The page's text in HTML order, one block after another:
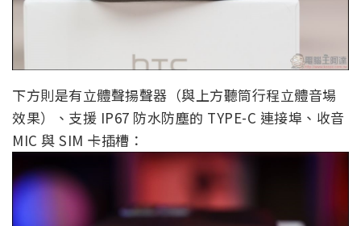
下方則是有立體聲揚聲器（與上方聽筒行程立體音場
效果）、支援 IP67 防水防塵的 TYPE-C 連接埠、收音
MIC 與 SIM 卡插槽：